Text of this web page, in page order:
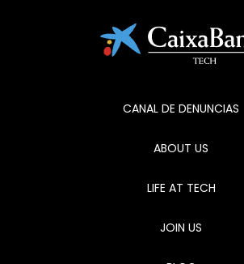
CANAL DE DENUNCIAS
ABOUT US
LIFE AT TECH
JOIN US